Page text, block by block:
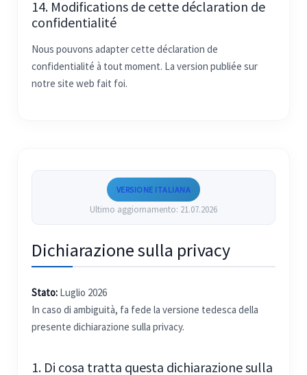
14. Modifications de cette déclaration de
confidentialité
Nous pouvons adapter cette déclaration de
confidentialité à tout moment. La version publiée sur
notre site web fait foi.
VERSIONE ITALIANA
Ultimo aggiornamento: 21.07.2026
Dichiarazione sulla privacy
Stato: Luglio 2026
In caso di ambiguità, fa fede la versione tedesca della
presente dichiarazione sulla privacy.
1. Di cosa tratta questa dichiarazione sulla